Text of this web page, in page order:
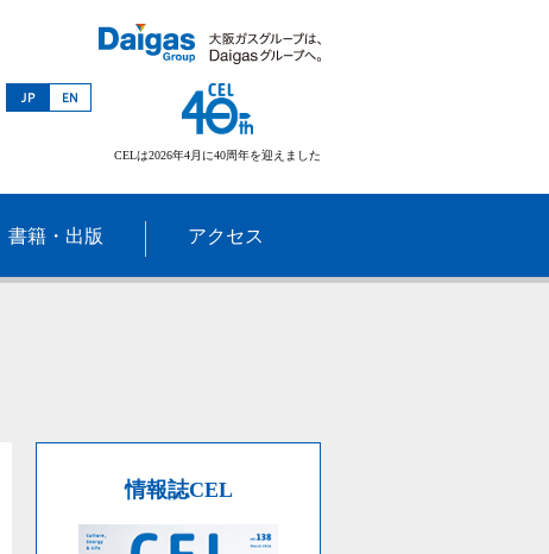
CELは2026年4月に40周年を迎えました
書籍・出版 アクセス
情報誌CEL